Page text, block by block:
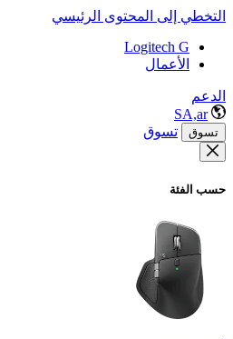
التخطي إلى المحتوى الرئيسي
Logitech G
الأعمال
الدعم
SA,ar
تسوق تسوق
حسب الفئة